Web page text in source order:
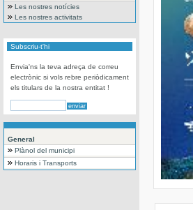
Les nostres notícies
Les nostres activitats
Subscriu-t'hi
Envia'ns la teva adreça de correu
electrònic si vols rebre periòdicament
els titulars de la nostra entitat !
General
Plànol del municipi
Horaris i Transports